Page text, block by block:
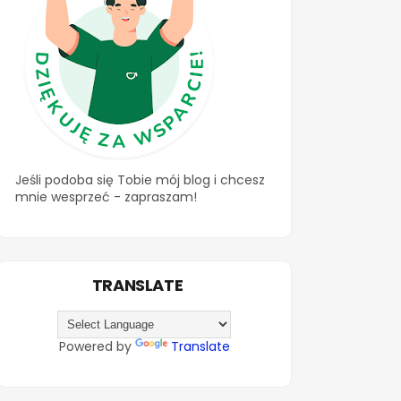
Jeśli podoba się Tobie mój blog i chcesz
mnie wesprzeć - zapraszam!
TRANSLATE
Powered by Translate